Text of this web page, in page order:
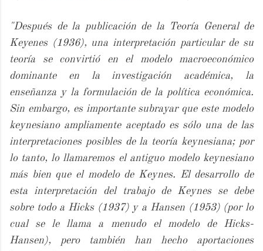
"Después de la publicación de la Teoría General de
Keyenes (1936), una interpretación particular de su
teoría se convirtió en el modelo macroeconómico
dominante en la investigación académica, la
enseñanza y la formulación de la política económica.
Sin embargo, es importante subrayar que este modelo
keynesiano ampliamente aceptado es sólo una de las
interpretaciones posibles de la teoría keynesiana; por
lo tanto, lo llamaremos el antiguo modelo keynesiano
más bien que el modelo de Keynes. El desarrollo de
esta interpretación del trabajo de Keynes se debe
sobre todo a Hicks (1937) y a Hansen (1953) (por lo
cual se le llama a menudo el modelo de Hicks-
Hansen), pero también han hecho aportaciones